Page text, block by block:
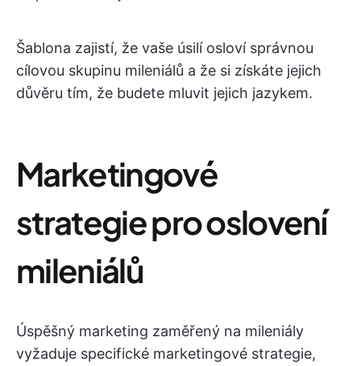
Šablona zajistí, že vaše úsilí osloví správnou
cílovou skupinu mileniálů a že si získáte jejich
důvěru tím, že budete mluvit jejich jazykem.
Marketingové
strategie pro oslovení
mileniálů
Úspěšný marketing zaměřený na mileniály
vyžaduje specifické marketingové strategie,